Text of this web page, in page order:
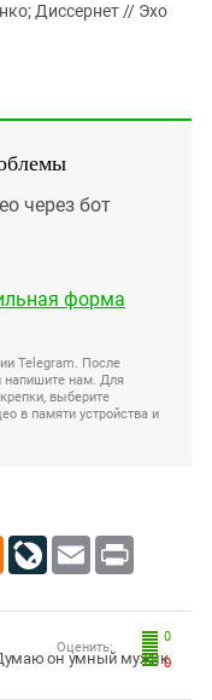
Диссернет // Эхо
через бот
форма
Telegram. После
напишите нам. Для
выберите
в памяти устройства и
Odnoklassniki
LiveJournal
Email Print
0
0
Оценить:
он умный мужик.